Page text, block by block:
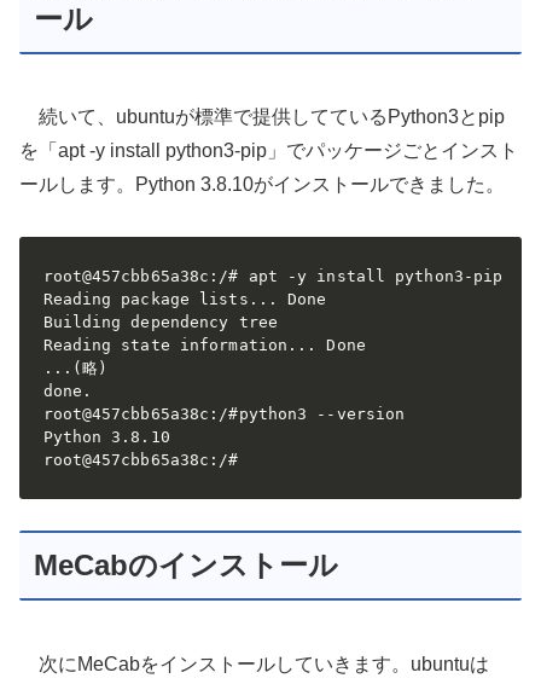
ール
続いて、ubuntuが標準で提供してているPython3とpip
を「apt -y install python3-pip」でパッケージごとインスト
ールします。Python 3.8.10がインストールできました。
root@457cbb65a38c:/# apt -y install python3-pip
Reading package lists... Done
Building dependency tree
Reading state information... Done
...(略)
done.
root@457cbb65a38c:/#python3 --version
Python 3.8.10
root@457cbb65a38c:/#
MeCabのインストール
次にMeCabをインストールしていきます。ubuntuは